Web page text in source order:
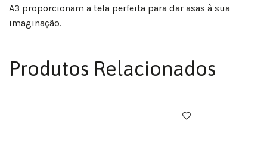
A3 proporcionam a tela perfeita para dar asas à sua
imaginação.
Produtos Relacionados